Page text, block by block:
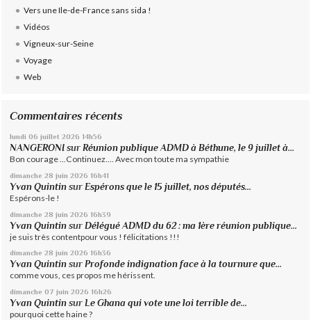
Vers une Ile-de-France sans sida !
Vidéos
Vigneux-sur-Seine
Voyage
Web
Commentaires récents
lundi 06 juillet 2026 14h56
NANGERONI surRéunion publique ADMD à Béthune, le 9 juillet à...
Bon courage ...Continuez.... Avec mon toute ma sympathie
dimanche 28 juin 2026 16h41
Yvan Quintin surEspérons que le 15 juillet, nos députés...
Espérons-le !
dimanche 28 juin 2026 16h39
Yvan Quintin surDélégué ADMD du 62 : ma 1ère réunion publique...
je suis très contentpour vous ! félicitations !!!
dimanche 28 juin 2026 16h36
Yvan Quintin surProfonde indignation face à la tournure que...
comme vous, ces propos me hérissent.
dimanche 07 juin 2026 16h26
Yvan Quintin sur Le Ghana qui vote une loi terrible de...
pourquoi cette haine ?